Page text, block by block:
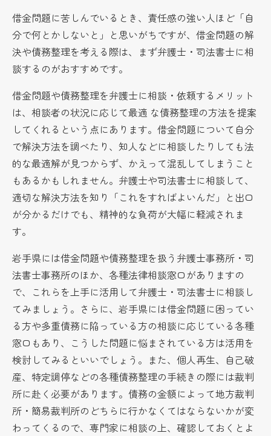
借金問題に苦しんでいるとき、責任感の強い人ほど「自
分で何とかしないと」と思いがちですが、借金問題の解
決や債務整理を考える際は、まず弁護士・司法書士に相
談するのがおすすめです。
借金問題や債務整理を弁護士に相談・依頼するメリット
は、相談者の状況に応じて最適 な債務整理の方法を提案
してくれるという点にあります。借金問題について自分
で解決方法を調べたり、知人などに相談したりしても法
的な最適解が見つからず、かえって混乱してしまうこと
もあるかもしれません。弁護士や司法書士に相談して、
適切な解決方法を知り「これをすればよいんだ」と出口
が分かるだけでも、精神的な負荷が大幅に軽減されま
す。
岩手県には借金問題や債務整理を扱う弁護士事務所・司
法書士事務所のほか、各種法律相談窓口がありますの
で、これらを上手に活用して弁護士・司法書士に相談し
てみましょう。さらに、岩手県には借金問題に困ってい
る方や多重債務に陥っている方の相談に応じている各種
窓口もあり、こうした問題に悩まされている方は活用を
検討してみるといいでしょう。また、個人再生、自己破
産、特定調停などの各種債務整理の手続きの際には裁判
所に赴く必要があります。債務の金額によって地方裁判
所・簡易裁判所のどちらに行かなくてはならないかが変
わってくるので、専門家に相談の上、確認しておくとよ